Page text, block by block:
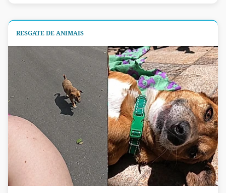
RESGATE DE ANIMAIS